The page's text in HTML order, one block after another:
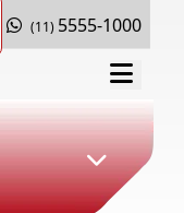
(11) 5555-1000